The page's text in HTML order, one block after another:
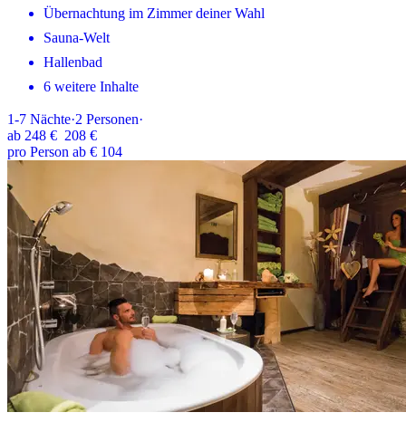
Übernachtung im Zimmer deiner Wahl
Sauna-Welt
Hallenbad
6 weitere Inhalte
1-7 Nächte·2 Personen·
ab 248 € 208 €
pro Person ab € 104